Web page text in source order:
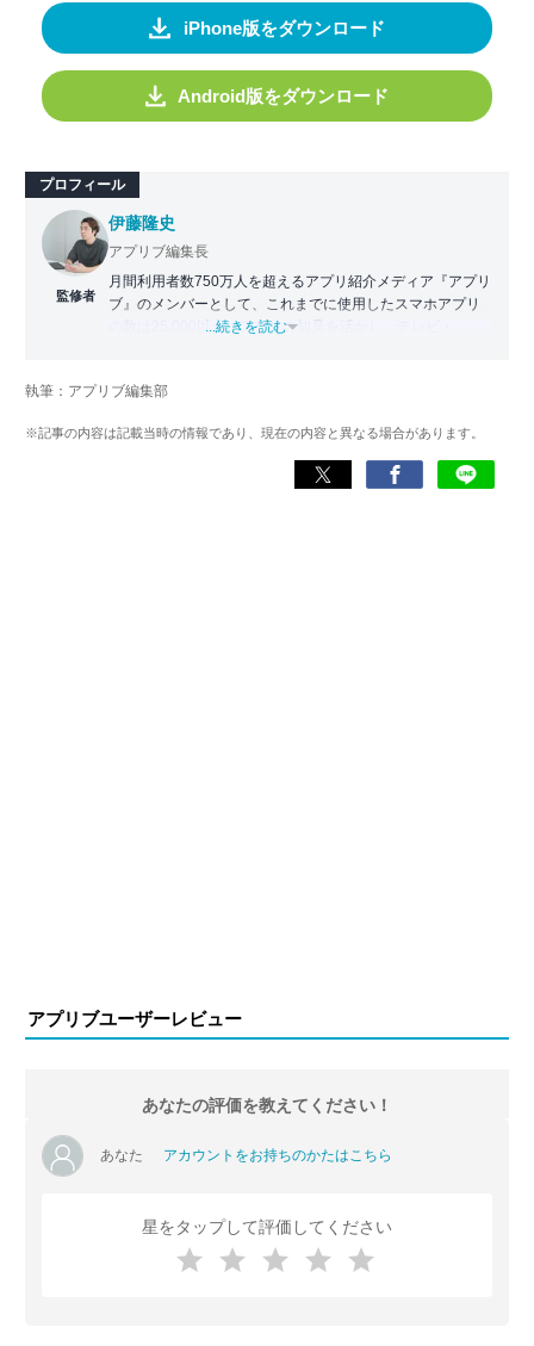
iPhone版をダウンロード
Android版をダウンロード
プロフィール
監修者
伊藤隆史
アプリブ編集長
月間利用者数750万人を超えるアプリ紹介メディア『アプリ
ブ』のメンバーとして、これまでに使用したスマホアプリ
の数は25,000以上。アプリの知見を活かし、テレビ・
化アプリの紹介）、TBS『サタプラ』（スマホライフが変
スマホアプリ）他
...続きを読む
執筆：アプリブ編集部
※記事の内容は記載当時の情報であり、現在の内容と異なる場合があります。
アプリブユーザーレビュー
あなたの評価を教えてください！
あなた アカウントをお持ちのかたはこちら
星をタップして評価してください